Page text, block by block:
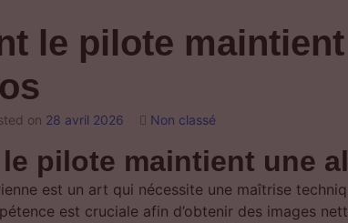
le pilote
on 28 avril 2026 Non classé
pilote maintient une
est un art qui nécessite une maîtrise
est cruciale afin d’obtenir des images